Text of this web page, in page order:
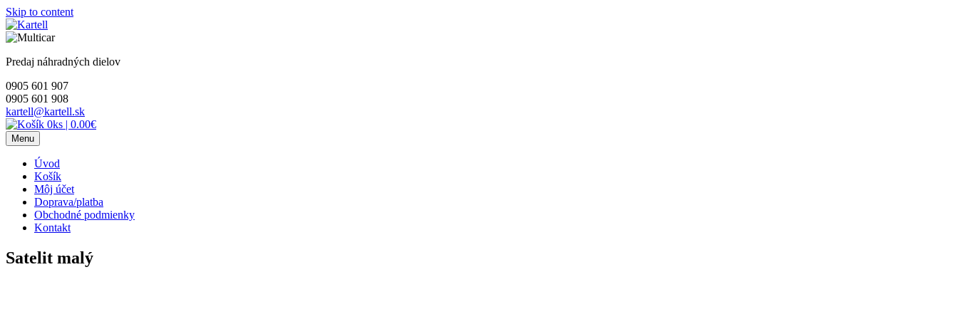
Skip to content
Predaj náhradných dielov
0905 601 907
0905 601 908
kartell@kartell.sk
0ks | 0.00€
Menu
Úvod
Košík
Môj účet
Doprava/platba
Obchodné podmienky
Kontakt
Satelit malý